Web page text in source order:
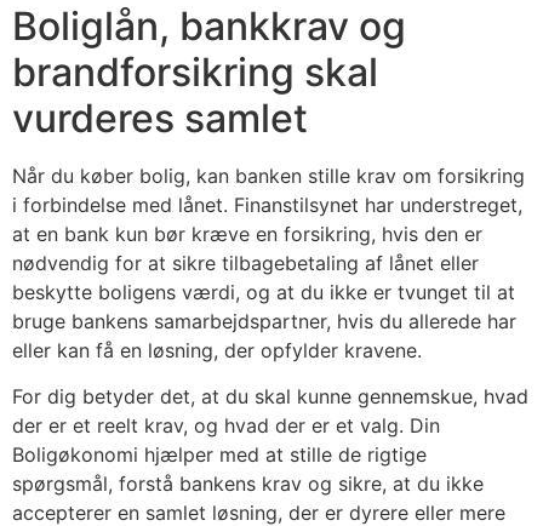
Boliglån, bankkrav og
brandforsikring skal
vurderes samlet
Når du køber bolig, kan banken stille krav om forsikring
i forbindelse med lånet. Finanstilsynet har understreget,
at en bank kun bør kræve en forsikring, hvis den er
nødvendig for at sikre tilbagebetaling af lånet eller
beskytte boligens værdi, og at du ikke er tvunget til at
bruge bankens samarbejdspartner, hvis du allerede har
eller kan få en løsning, der opfylder kravene.
For dig betyder det, at du skal kunne gennemskue, hvad
der er et reelt krav, og hvad der er et valg. Din
Boligøkonomi hjælper med at stille de rigtige
spørgsmål, forstå bankens krav og sikre, at du ikke
accepterer en samlet løsning, der er dyrere eller mere